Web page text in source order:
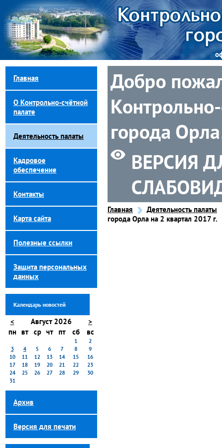
Главная
О Контрольно-счётной
палате
Деятельность палаты
Кадровое
обеспечение
Контакты
Карта сайта
Полезные ссылки
Защита персональных
данных
Календарь новостей
< Август 2026
>
пн вт ср чт пт сб вс
1
2
3
4 5 6 7 8
9
10
11 12 13 14 15
16
17
18 19 20 21 22
23
24
25 26 27 28 29
30
31
Архив
Версия для печати
Добро
города
ВЕРСИЯ
Главная
Деятельность палаты
города Орла на 2 квартал 2017 г.